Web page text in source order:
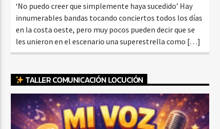
‘No puedo creer que simplemente haya sucedido’ Hay
innumerables bandas tocando conciertos todos los días
en la costa oeste, pero muy pocos pueden decir que se
les unieron en el escenario una superestrella como […]
TALLER COMUNICACIÓN LOCUCIÓN